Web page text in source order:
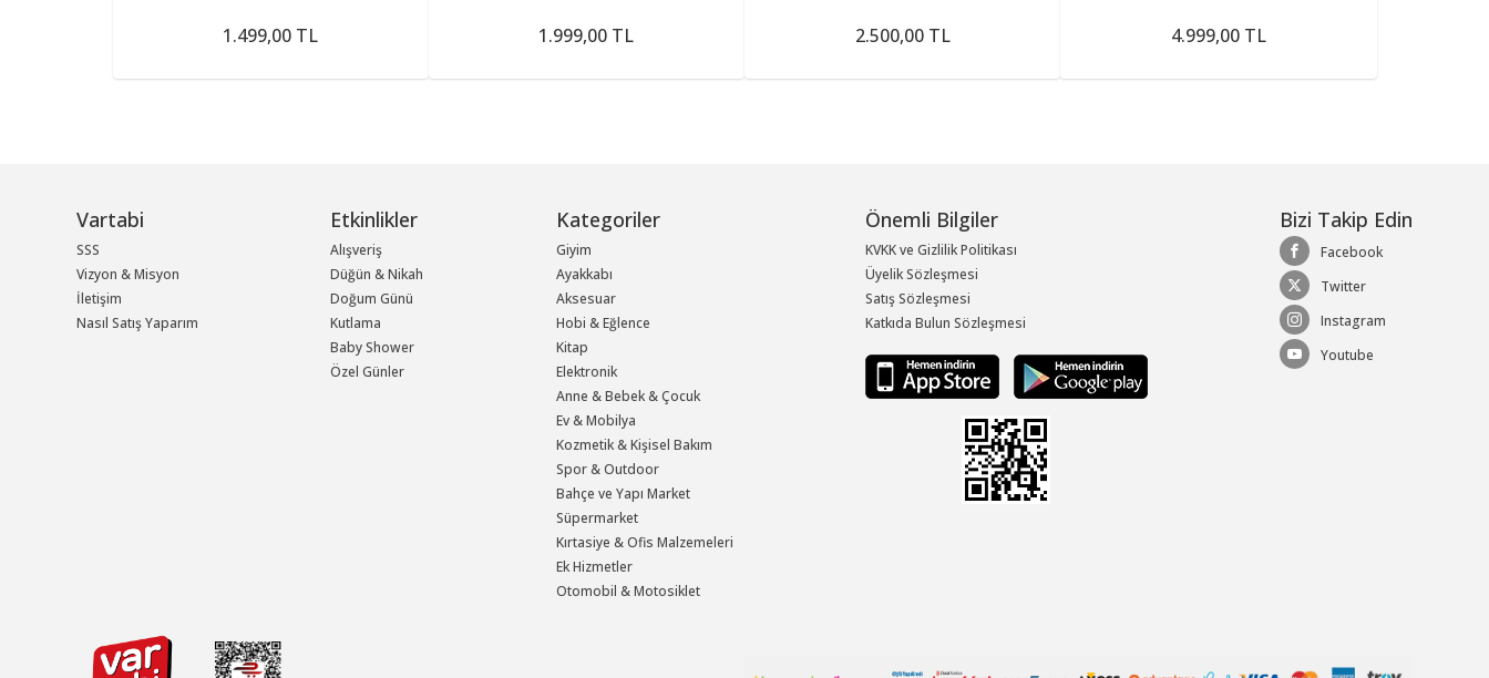
1.499,00 TL 1.999,00 TL 2.500,00 TL 4.999,00 TL
Vartabi
SSS
Vizyon & Misyon
İletişim
Nasıl Satış Yaparım
Etkinlikler
Alışveriş
Düğün & Nikah
Doğum Günü
Kutlama
Baby Shower
Özel Günler
Kategoriler
Giyim
Ayakkabı
Aksesuar
Hobi & Eğlence
Kitap
Elektronik
Anne & Bebek & Çocuk
Ev & Mobilya
Kozmetik & Kişisel Bakım
Spor & Outdoor
Bahçe ve Yapı Market
Süpermarket
Kırtasiye & Ofis Malzemeleri
Ek Hizmetler
Otomobil & Motosiklet
Önemli Bilgiler
KVKK ve Gizlilik Politikası
Üyelik Sözleşmesi
Satış Sözleşmesi
Katkıda Bulun Sözleşmesi
Bizi Takip Edin
Facebook
Twitter
Instagram
Youtube